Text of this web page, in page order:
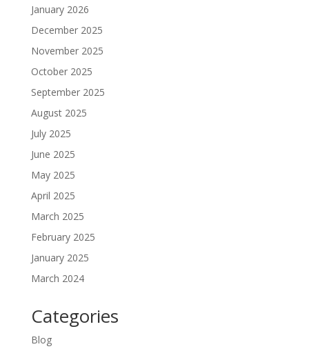
January 2026
December 2025
November 2025
October 2025
September 2025
August 2025
July 2025
June 2025
May 2025
April 2025
March 2025
February 2025
January 2025
March 2024
Categories
Blog